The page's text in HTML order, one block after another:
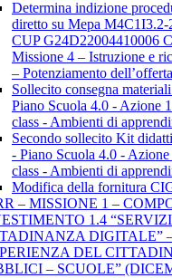
Determina indizione
diretto su Mepa
CUP G24D22004410006
Missione 4 – Istruzione e
– Potenziamento
Sollecito consegna
Piano Scuola 4.0 - Azione
class - Ambienti di
Secondo sollecito Kit
- Piano Scuola 4.0 -
class - Ambienti di
Modifica della fornitura
– MISSIONE 1 –
1.4
DIGITALE”
DEL
– SCUOLE”